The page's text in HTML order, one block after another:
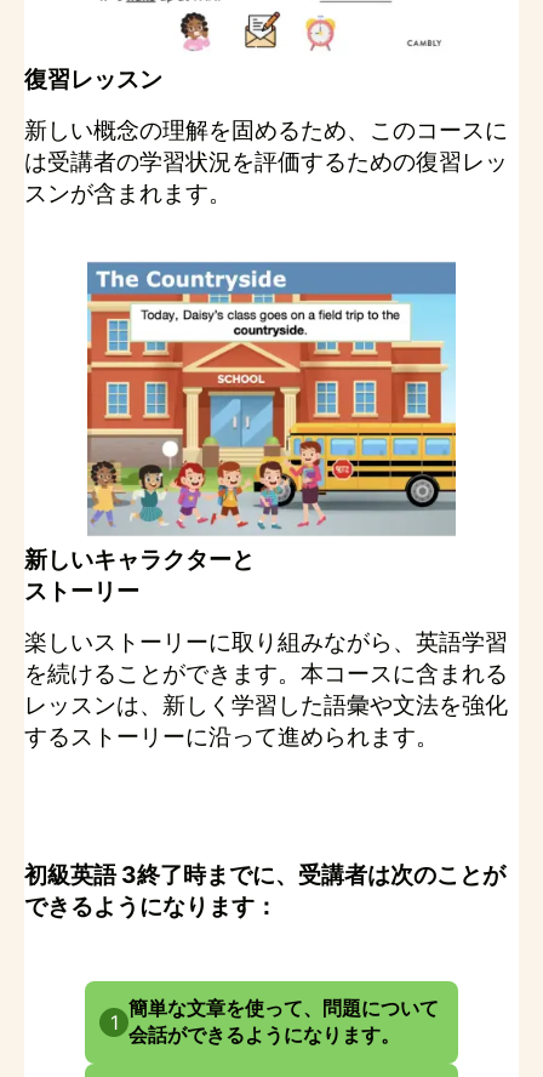
復習レッスン
新しい概念の理解を固めるため、このコースに
は受講者の学習状況を評価するための復習レッ
スンが含まれます。
新しいキャラクターと
ストーリー
楽しいストーリーに取り組みながら、英語学習
を続けることができます。本コースに含まれる
レッスンは、新しく学習した語彙や文法を強化
するストーリーに沿って進められます。
初級英語 3終了時までに、受講者は次のことが
できるようになります：
1
簡単な文章を使って、問題について
会話ができるようになります。